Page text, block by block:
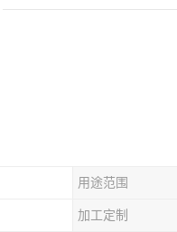
用途范围
加工定制